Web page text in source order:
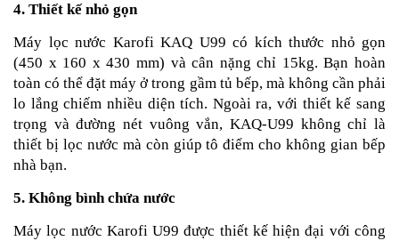
4. Thiết kế nhỏ gọn
Máy lọc nước Karofi KAQ U99 có kích thước nhỏ gọn
(450 x 160 x 430 mm) và cân nặng chỉ 15kg. Bạn hoàn
toàn có thể đặt máy ở trong gầm tủ bếp, mà không cần phải
lo lắng chiếm nhiều diện tích. Ngoài ra, với thiết kế sang
trọng và đường nét vuông vắn, KAQ-U99 không chỉ là
thiết bị lọc nước mà còn giúp tô điểm cho không gian bếp
nhà bạn.
5. Không bình chứa nước
Máy lọc nước Karofi U99 được thiết kế hiện đại với công